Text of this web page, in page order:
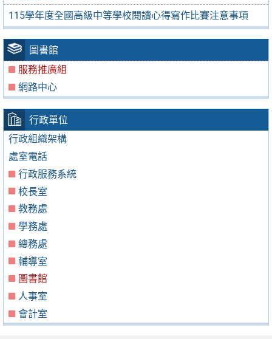
115學年度全國高級中等學校閱讀心得寫作比賽注意事項
圖書館
服務推廣組
網路中心
行政單位
行政組織架構
處室電話
行政服務系統
校長室
教務處
學務處
總務處
輔導室
圖書館
人事室
會計室